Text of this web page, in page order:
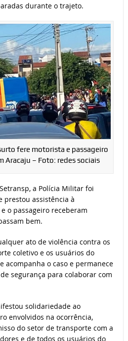
durante o trajeto.
fere motorista e passageiro
Aracaju – Foto: redes sociais
a Polícia Militar foi
prestou assistência à
o passageiro receberam
bem.
ato de violência contra os
coletivo e os usuários do
acompanha o caso e permanece
segurança para colaborar com
solidariedade ao
envolvidos na ocorrência,
do setor de transporte com a
e de todos os usuários do